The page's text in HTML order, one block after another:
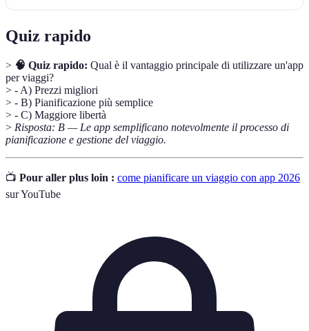
Quiz rapido
> 🧠 Quiz rapido: Qual è il vantaggio principale di utilizzare un'app
per viaggi?
> - A) Prezzi migliori
> - B) Pianificazione più semplice
> - C) Maggiore libertà
> Risposta: B — Le app semplificano notevolmente il processo di
pianificazione e gestione del viaggio.
📺 Pour aller plus loin : come pianificare un viaggio con app 2026
sur YouTube